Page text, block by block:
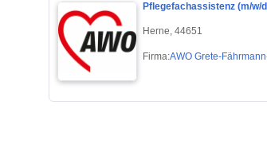
Pflegefachassistenz (m/w/
Herne, 44651
Firma:AWO Grete-